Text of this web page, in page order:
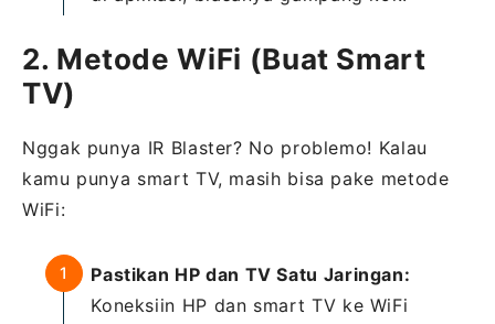
2. Metode WiFi (Buat Smart
TV)
Nggak punya IR Blaster? No problemo! Kalau
kamu punya smart TV, masih bisa pake metode
WiFi:
Pastikan HP dan TV Satu Jaringan:
Koneksiin HP dan smart TV ke WiFi